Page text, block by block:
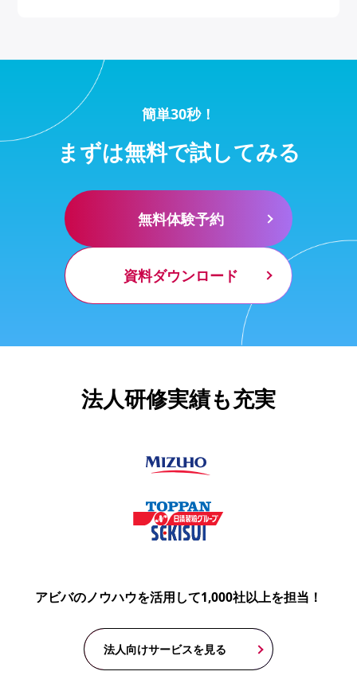
簡単30秒！
まずは無料で試してみる
無料体験予約
資料ダウンロード
法人研修実績も充実
アビバのノウハウを活用して1,000社以上を担当！
法人向けサービスを見る